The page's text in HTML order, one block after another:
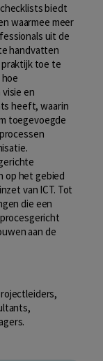
biedt
waarmee meer
uit de
handvatten
toe te
en
heeft, waarin
toegevoegde
op het gebied
van ICT. Tot
die een
aan de